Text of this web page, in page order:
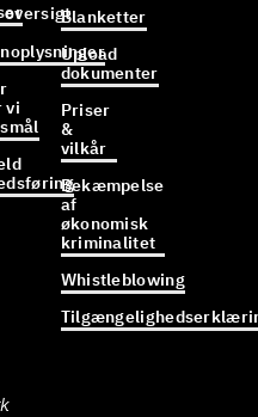
oversigt
vi
Blanketter
Upload
dokumenter
Priser
&
vilkår
Bekæmpelse
af
økonomisk
kriminalitet
Whistleblowing